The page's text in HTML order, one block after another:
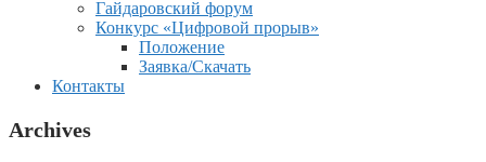
Гайдаровский форум
Конкурс «Цифровой прорыв»
Положение
Заявка/Скачать
Контакты
Archives